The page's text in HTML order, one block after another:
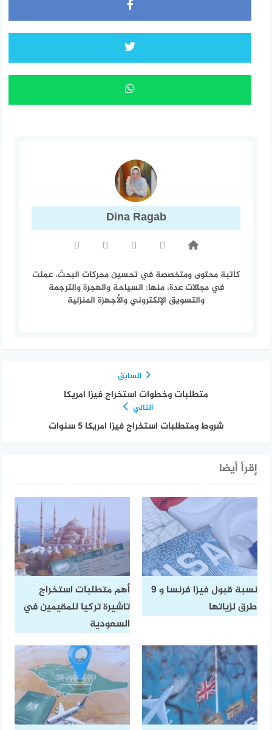
Dina Ragab
كاتبة محتوى ومتخصصة في تحسين محركات البحث، عملت
في مجالات عدة، منها: السياحة والهجرة والترجمة
والتسويق الإلكتروني والأجهزة المنزلية
السابق
متطلبات وخطوات استخراج فيزا امريكا
التالي
شروط ومتطلبات استخراج فيزا امريكا 5 سنوات
إقرأ أيضا
نسبة قبول فيزا فرنسا و 9
طرق لزياتها
أهم متطلبات استخراج
تاشيرة تركيا للمقيمين في
السعودية